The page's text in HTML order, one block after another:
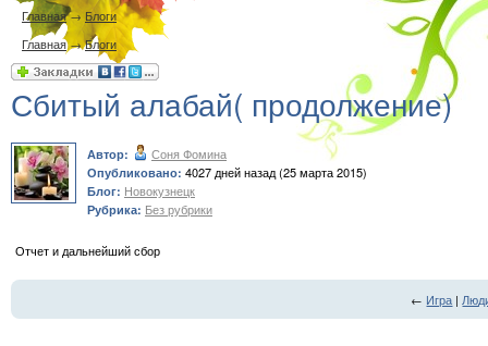
Главная→ Блоги
Главная→Блоги
Сбитый алабай( продолжение)
Автор: Соня Фомина
Опубликовано: 4027 дней назад (25 марта 2015)
Блог: Новокузнецк
Рубрика: Без рубрики
Отчет и дальнейший сбор
← Игра |